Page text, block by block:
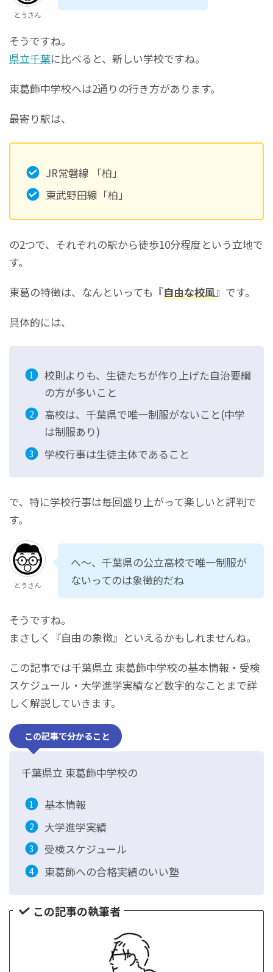
とうさん
そうですね。
県立千葉に比べると、新しい学校ですね。
東葛飾中学校へは2通りの行き方があります。
最寄り駅は、
JR常磐線 「柏」
東武野田線「柏」
の2つで、それぞれの駅から徒歩10分程度という立地で
す。
東葛の特徴は、なんといっても『自由な校風』です。
具体的には、
校則よりも、生徒たちが作り上げた自治要綱
の方が多いこと
高校は、千葉県で唯一制服がないこと(中学
は制服あり)
学校行事は生徒主体であること
で、特に学校行事は毎回盛り上がって楽しいと評判で
す。
とうさん
へ～、千葉県の公立高校で唯一制服が
ないってのは象徴的だね
そうですね。
まさしく『自由の象徴』といえるかもしれませんね。
この記事では千葉県立 東葛飾中学校の基本情報・受検
スケジュール・大学進学実績など数字的なことまで詳
しく解説していきます。
この記事で分かること
千葉県立 東葛飾中学校の
基本情報
大学進学実績
受検スケジュール
東葛飾への合格実績のいい塾
この記事の執筆者